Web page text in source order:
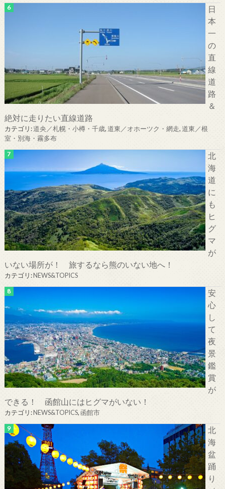
日
本
一
の
直
線
道
路
＆
絶対に走りたい直線道路
カテゴリ:道央／札幌・小樽・千歳,道東／オホーツク・網走,道東／根
室・別海・霧多布
北
海
道
に
も
ヒ
グ
マ
が
いない場所が！ 旅するなら熊のいない地へ！
カテゴリ:NEWS&TOPICS
安
心
し
て
夜
景
鑑
賞
が
できる！ 函館山にはヒグマがいない！
カテゴリ:NEWS&TOPICS,函館市
北
海
盆
踊
り